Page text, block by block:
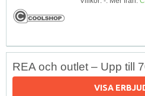
REA och outlet – Upp till
VISA